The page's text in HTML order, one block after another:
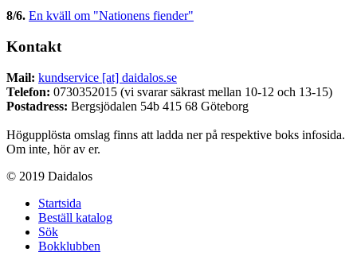
8/6. En kväll om "Nationens fiender"
Kontakt
Mail: kundservice [at] daidalos.se
Telefon: 0730352015 (vi svarar säkrast mellan 10-12 och 13-15)
Postadress: Bergsjödalen 54b 415 68 Göteborg
Högupplösta omslag finns att ladda ner på respektive boks infosida.
Om inte, hör av er.
© 2019 Daidalos
Startsida
Beställ katalog
Sök
Bokklubben